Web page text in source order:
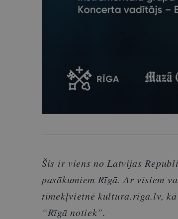
Šis ir viens no Latvijas
pasākumiem Rīgā. Ar visiem
tīmekļvietnē kultura.riga.lv,
“Rīgā notiek”.